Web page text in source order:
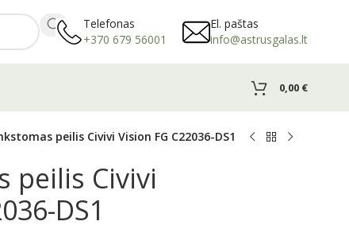
Telefonas
+370 679 56001
El. paštas
info@astrusgalas.lt
0,00 €
peilis Civivi Vision FG C22036-DS1
peilis Civivi
DS1